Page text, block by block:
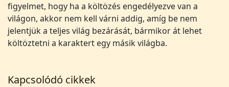
figyelmet, hogy ha a költözés engedélyezve van a
világon, akkor nem kell várni addig, amíg be nem
jelentjük a teljes világ bezárását, bármikor át lehet
költöztetni a karaktert egy másik világba.
Kapcsolódó cikkek